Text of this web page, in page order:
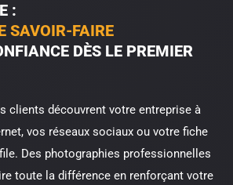
:
SAVOIR-FAIRE
DÈS LE PREMIER
clients découvrent votre entreprise à
vos réseaux sociaux ou votre fiche
Des photographies professionnelles
toute la différence en renforçant votre